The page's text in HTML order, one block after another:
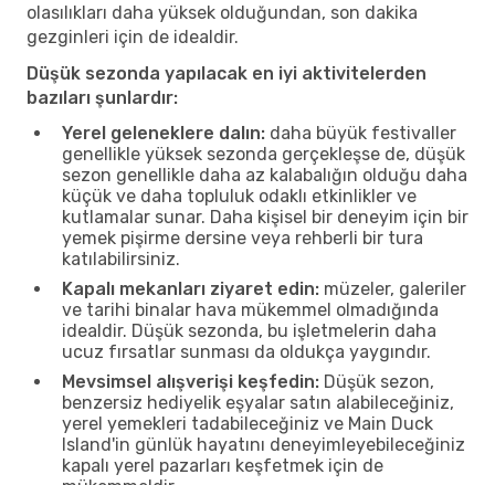
olasılıkları daha yüksek olduğundan, son dakika
gezginleri için de idealdir.
Düşük sezonda yapılacak en iyi aktivitelerden
bazıları şunlardır:
Yerel geleneklere dalın: daha büyük festivaller
genellikle yüksek sezonda gerçekleşse de, düşük
sezon genellikle daha az kalabalığın olduğu daha
küçük ve daha topluluk odaklı etkinlikler ve
kutlamalar sunar. Daha kişisel bir deneyim için bir
yemek pişirme dersine veya rehberli bir tura
katılabilirsiniz.
Kapalı mekanları ziyaret edin: müzeler, galeriler
ve tarihi binalar hava mükemmel olmadığında
idealdir. Düşük sezonda, bu işletmelerin daha
ucuz fırsatlar sunması da oldukça yaygındır.
Mevsimsel alışverişi keşfedin: Düşük sezon,
benzersiz hediyelik eşyalar satın alabileceğiniz,
yerel yemekleri tadabileceğiniz ve Main Duck
Island'in günlük hayatını deneyimleyebileceğiniz
kapalı yerel pazarları keşfetmek için de